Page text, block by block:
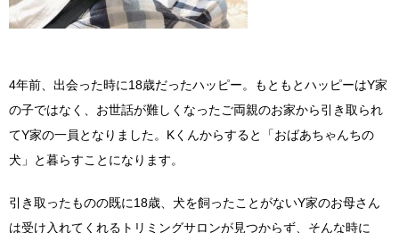
4年前、出会った時に18歳だったハッピー。もともとハッピーはY家
の子ではなく、お世話が難しくなったご両親のお家から引き取られ
てY家の一員となりました。Kくんからすると「おばあちゃんちの
犬」と暮らすことになります。
引き取ったものの既に18歳、犬を飼ったことがないY家のお母さん
は受け入れてくれるトリミングサロンが見つからず、そんな時に